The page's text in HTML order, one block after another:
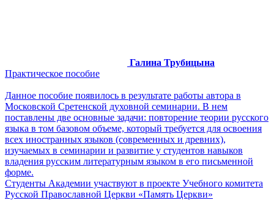
Галина Трубицына
Практическое пособие
Данное пособие появилось в результате работы автора в
Московской Сретенской духовной семинарии. В нем
поставлены две основные задачи: повторение теории русского
языка в том базовом объеме, который требуется для освоения
всех иностранных языков (современных и древних),
изучаемых в семинарии и развитие у студентов навыков
владения русским литературным языком в его письменной
форме.
Студенты Академии участвуют в проекте Учебного комитета
Русской Православной Церкви «Память Церкви»